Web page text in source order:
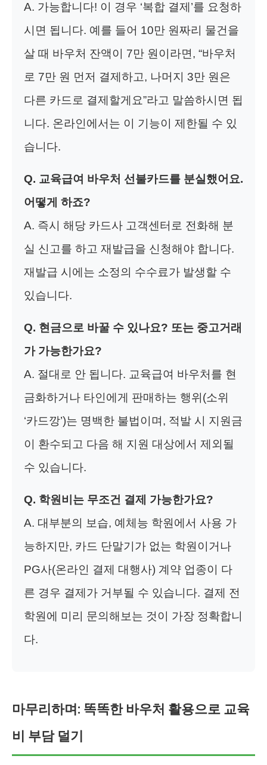
A. 가능합니다! 이 경우 ‘복합 결제’를 요청하
시면 됩니다. 예를 들어 10만 원짜리 물건을
살 때 바우처 잔액이 7만 원이라면, “바우처
로 7만 원 먼저 결제하고, 나머지 3만 원은
다른 카드로 결제할게요”라고 말씀하시면 됩
니다. 온라인에서는 이 기능이 제한될 수 있
습니다.
Q. 교육급여 바우처 선불카드를 분실했어요.
어떻게 하죠?
A. 즉시 해당 카드사 고객센터로 전화해 분
실 신고를 하고 재발급을 신청해야 합니다.
재발급 시에는 소정의 수수료가 발생할 수
있습니다.
Q. 현금으로 바꿀 수 있나요? 또는 중고거래
가 가능한가요?
A. 절대로 안 됩니다. 교육급여 바우처를 현
금화하거나 타인에게 판매하는 행위(소위
‘카드깡’)는 명백한 불법이며, 적발 시 지원금
이 환수되고 다음 해 지원 대상에서 제외될
수 있습니다.
Q. 학원비는 무조건 결제 가능한가요?
A. 대부분의 보습, 예체능 학원에서 사용 가
능하지만, 카드 단말기가 없는 학원이거나
PG사(온라인 결제 대행사) 계약 업종이 다
른 경우 결제가 거부될 수 있습니다. 결제 전
학원에 미리 문의해보는 것이 가장 정확합니
다.
마무리하며: 똑똑한 바우처 활용으로 교육
비 부담 덜기